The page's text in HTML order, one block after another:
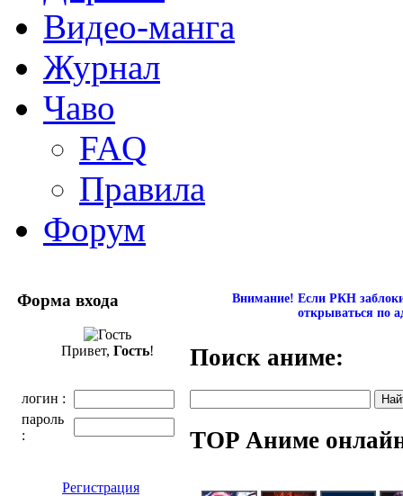
Видео-манга
Журнал
Чаво
FAQ
Правила
Форум
Форма входа
Привет, Гость!
логин :
пароль
:
Регистрация
Внимание! Если РКН
открываться по
Поиск аниме:
TOP Аниме